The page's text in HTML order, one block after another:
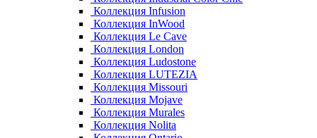
Коллекция Infusion
Коллекция InWood
Коллекция Le Cave
Коллекция London
Коллекция Ludostone
Коллекция LUTEZIA
Коллекция Missouri
Коллекция Mojave
Коллекция Murales
Коллекция Nolita